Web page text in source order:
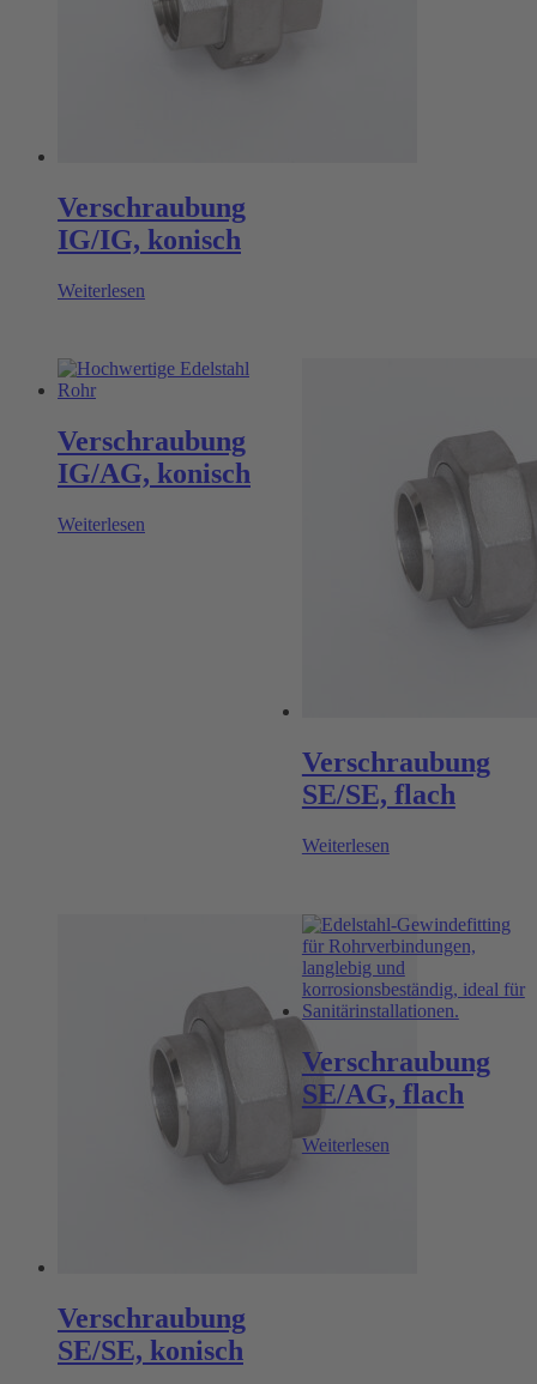
Verschraubung
IG/IG, konisch
Weiterlesen
Verschraubung
IG/AG, konisch
Weiterlesen
Verschraubung
SE/SE, flach
Weiterlesen
Verschraubung
SE/SE, konisch
Verschraubung
SE/AG, flach
Weiterlesen